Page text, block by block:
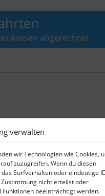
verwalten
wir Technologien wie Cookies,
zuzugreifen. Wenn du diesen
Surfverhalten oder eindeutige
nicht erteilst oder
beeinträchtigt werden.
abgerechnet
keine zusätzlichen Kosten